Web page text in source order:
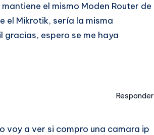
el mismo Moden Router de
el Mikrotik, sería la misma
espero se me haya
Responder
voy a ver si compro una camara ip